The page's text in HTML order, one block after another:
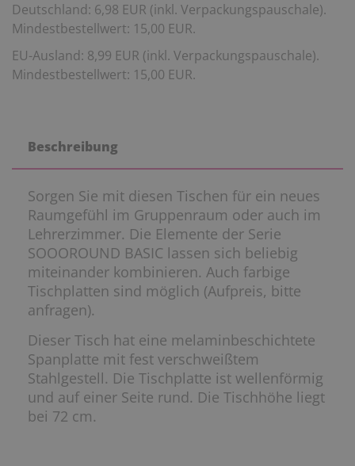
Deutschland: 6,98 EUR (inkl. Verpackungspauschale).
Mindestbestellwert: 15,00 EUR.
EU-Ausland: 8,99 EUR (inkl. Verpackungspauschale).
Mindestbestellwert: 15,00 EUR.
Beschreibung
Sorgen Sie mit diesen Tischen für ein neues
Raumgefühl im Gruppenraum oder auch im
Lehrerzimmer. Die Elemente der Serie
SOOOROUND BASIC lassen sich beliebig
miteinander kombinieren. Auch farbige
Tischplatten sind möglich (Aufpreis, bitte
anfragen).
Dieser Tisch hat eine melaminbeschichtete
Spanplatte mit fest verschweißtem
Stahlgestell. Die Tischplatte ist wellenförmig
und auf einer Seite rund. Die Tischhöhe liegt
bei 72 cm.